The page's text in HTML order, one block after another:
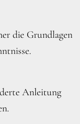
die Grundlagen
Anleitung